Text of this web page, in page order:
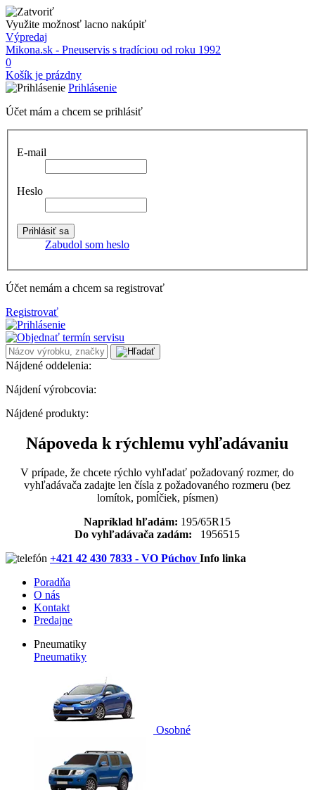
Využite možnosť lacno nakúpiť
Výpredaj
Mikona.sk - Pneuservis s tradíciou od roku 1992
0
Košík je prázdny
Prihlásenie
Účet mám a chcem se prihlásiť
E-mail
Heslo
Zabudol som heslo
Účet nemám a chcem sa registrovať
Registrovať
Nájdené oddelenia:
Nájdení výrobcovia:
Nájdené produkty:
Nápoveda k rýchlemu vyhľadávaniu
V prípade, že chcete rýchlo vyhľadať požadovaný rozmer, do
vyhľadávača zadajte len čísla z požadovaného rozmeru (bez
lomítok, pomĺčiek, písmen)
Napríklad hľadám: 195/65R15
Do vyhľadávača zadám: 1956515
+421 42 430 7833 - VO Púchov Info linka
Poradňa
O nás
Kontakt
Predajne
Pneumatiky
Pneumatiky
Osobné